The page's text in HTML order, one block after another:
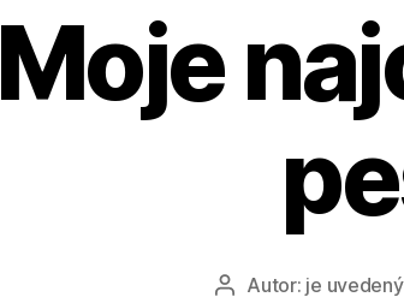
Moje
AutorAutor: je